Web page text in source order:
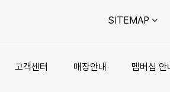
SITEMAP
고객센터 매장안내 멤버십 안